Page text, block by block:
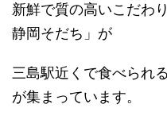
新鮮で質の高いこだわ
静岡そだち」 が
三島駅近くで食べられ
が集まっています。